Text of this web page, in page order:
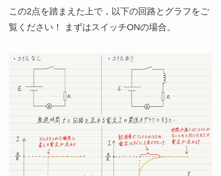
この2点を踏まえた上で，以下の回路とグラフをご
覧ください！ まずはスイッチONの場合。